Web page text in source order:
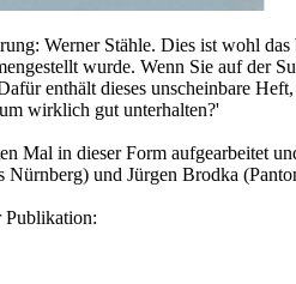
Werner Stähle. Dies ist wohl
wurde. Wenn Sie auf der
enthält dieses unscheinbare
wirklich gut unterhalten?'
Mal in dieser Form aufgearbeitet
und Jürgen Brodka
Publikation: